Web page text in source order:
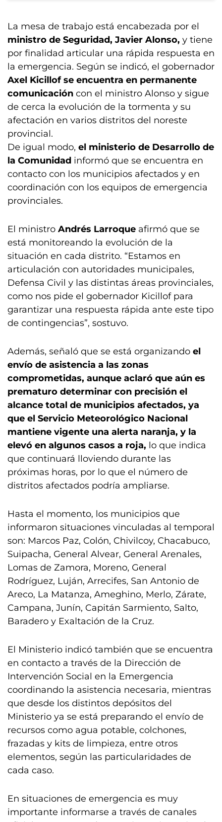
La mesa de trabajo está encabezada por el
ministro de Seguridad, Javier Alonso, y tiene
por finalidad articular una rápida respuesta en
la emergencia. Según se indicó, el gobernador
Axel Kicillof se encuentra en permanente
comunicación con el ministro Alonso y sigue
de cerca la evolución de la tormenta y su
afectación en varios distritos del noreste
provincial.
De igual modo, el ministerio de Desarrollo de
la Comunidad informó que se encuentra en
contacto con los municipios afectados y en
coordinación con los equipos de emergencia
provinciales.
El ministro Andrés Larroque afirmó que se
está monitoreando la evolución de la
situación en cada distrito. “Estamos en
articulación con autoridades municipales,
Defensa Civil y las distintas áreas provinciales,
como nos pide el gobernador Kicillof para
garantizar una respuesta rápida ante este tipo
de contingencias”, sostuvo.
Además, señaló que se está organizando el
envío de asistencia a las zonas
comprometidas, aunque aclaró que aún es
prematuro determinar con precisión el
alcance total de municipios afectados, ya
que el Servicio Meteorológico Nacional
mantiene vigente una alerta naranja, y la
elevó en algunos casos a roja, lo que indica
que continuará lloviendo durante las
próximas horas, por lo que el número de
distritos afectados podría ampliarse.
Hasta el momento, los municipios que
informaron situaciones vinculadas al temporal
son: Marcos Paz, Colón, Chivilcoy, Chacabuco,
Suipacha, General Alvear, General Arenales,
Lomas de Zamora, Moreno, General
Rodríguez, Luján, Arrecifes, San Antonio de
Areco, La Matanza, Ameghino, Merlo, Zárate,
Campana, Junín, Capitán Sarmiento, Salto,
Baradero y Exaltación de la Cruz.
El Ministerio indicó también que se encuentra
en contacto a través de la Dirección de
Intervención Social en la Emergencia
coordinando la asistencia necesaria, mientras
que desde los distintos depósitos del
Ministerio ya se está preparando el envío de
recursos como agua potable, colchones,
frazadas y kits de limpieza, entre otros
elementos, según las particularidades de
cada caso.
En situaciones de emergencia es muy
importante informarse a través de canales